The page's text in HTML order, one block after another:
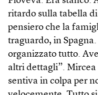
ritardo sulla tabella
pensiero che la
traguardo, in
organizzato tutto.
altri dettagli”. Mircea
sentiva in colpa per